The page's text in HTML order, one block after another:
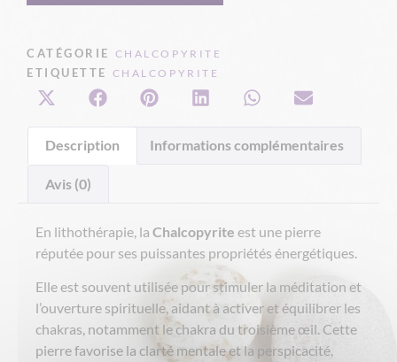
CATÉGORIE CHALCOPYRITE
ETIQUETTE CHALCOPYRITE
Description Informations complémentaires
Avis (0)
En lithothérapie, la Chalcopyrite est une pierre
réputée pour ses puissantes propriétés énergétiques.
Elle est souvent utilisée pour stimuler la méditation et
l’ouverture spirituelle, aidant à activer et équilibrer les
chakras, notamment le chakra du troisième œil. Cette
pierre favorise la clarté mentale et la perspicacité,